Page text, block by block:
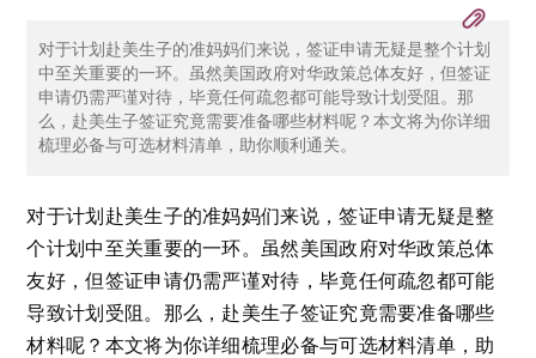
对于计划赴美生子的准妈妈们来说，签证申请无疑是整个计划
中至关重要的一环。虽然美国政府对华政策总体友好，但签证
申请仍需严谨对待，毕竟任何疏忽都可能导致计划受阻。那
么，赴美生子签证究竟需要准备哪些材料呢？本文将为你详细
梳理必备与可选材料清单，助你顺利通关。
对于计划赴美生子的准妈妈们来说，签证申请无疑是整
个计划中至关重要的一环。虽然美国政府对华政策总体
友好，但签证申请仍需严谨对待，毕竟任何疏忽都可能
导致计划受阻。那么，赴美生子签证究竟需要准备哪些
材料呢？本文将为你详细梳理必备与可选材料清单，助